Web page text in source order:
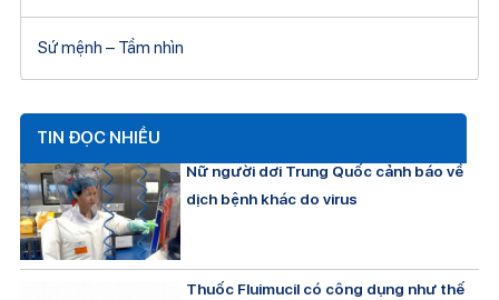
Sứ mệnh – Tầm nhìn
TIN ĐỌC NHIỀU
Nữ người dơi Trung Quốc cảnh báo về
dịch bệnh khác do virus
Thuốc Fluimucil có công dụng như thế